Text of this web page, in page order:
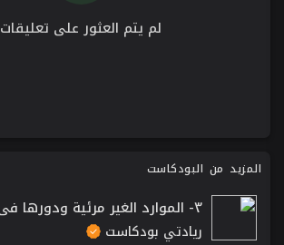
لم يتم العثور على تعليقات
المزيد من البودكاست
ريادتي بودكاست